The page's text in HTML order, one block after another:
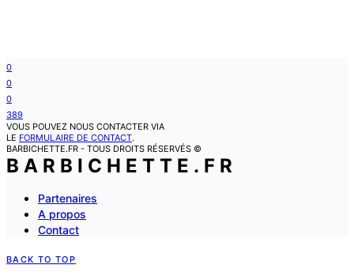
0
0
0
389
VOUS POUVEZ NOUS CONTACTER VIA
LE FORMULAIRE DE CONTACT.
BARBICHETTE.FR - TOUS DROITS RÉSERVÉS ©
BARBICHETTE.FR
Partenaires
A propos
Contact
BACK TO TOP